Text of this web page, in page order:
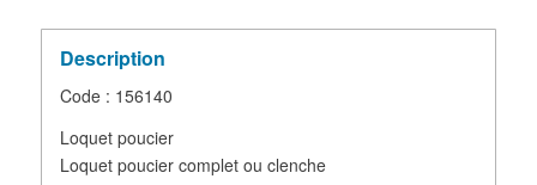
Description
Code : 156140
Loquet poucier
Loquet poucier complet ou clenche